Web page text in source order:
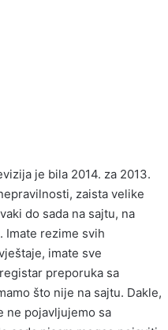
je bila 2014. za 2013.
zaista velike
do sada na sajtu, na
Imate rezime svih
imate sve
preporuka sa
što nije na sajtu. Dakle,
ne pojavljujemo sa